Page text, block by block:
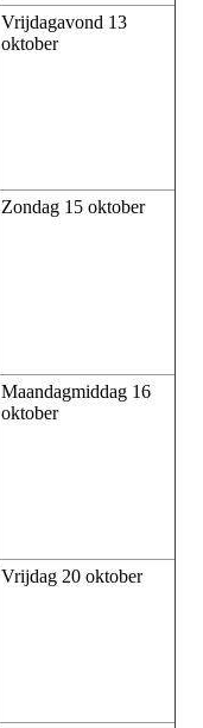
Vrijdagavond 13
oktober
Zondag 15 oktober
Maandagmiddag 16
oktober
Vrijdag 20 oktober